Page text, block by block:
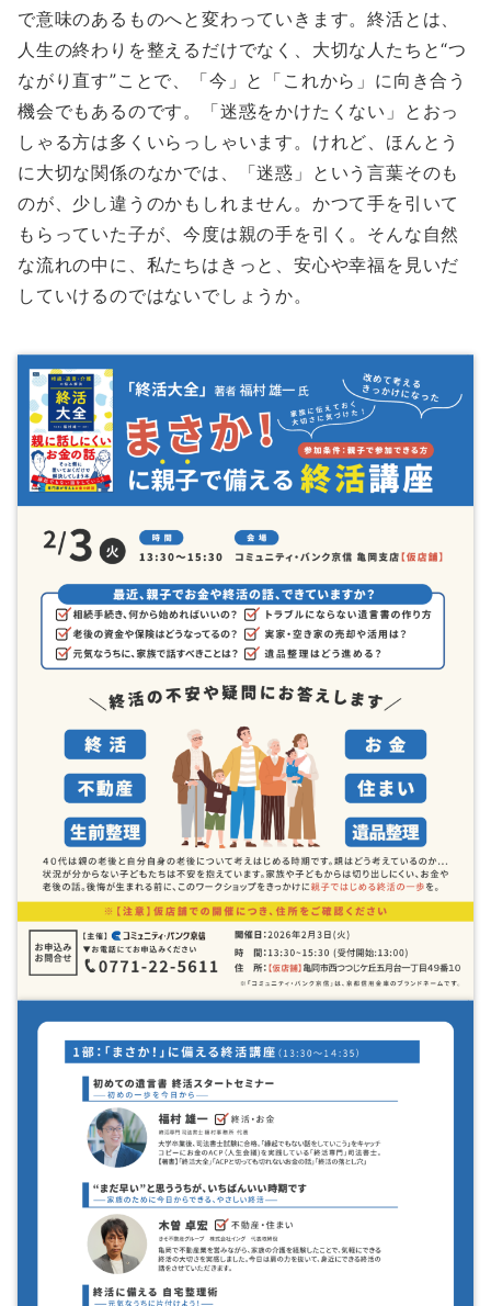
で意味のあるものへと変わっていきます。終活とは、
人生の終わりを整えるだけでなく、大切な人たちと“つ
ながり直す”ことで、「今」と「これから」に向き合う
機会でもあるのです。「迷惑をかけたくない」とおっ
しゃる方は多くいらっしゃいます。けれど、ほんとう
に大切な関係のなかでは、「迷惑」という言葉そのも
のが、少し違うのかもしれません。かつて手を引いて
もらっていた子が、今度は親の手を引く。そんな自然
な流れの中に、私たちはきっと、安心や幸福を見いだ
していけるのではないでしょうか。